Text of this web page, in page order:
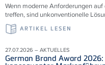
Wenn moderne Anforderungen
treffen, sind unkonventionelle
ARTIKEL LESEN
27.07.2026 – AKTUELLES
German Brand Award 2026: